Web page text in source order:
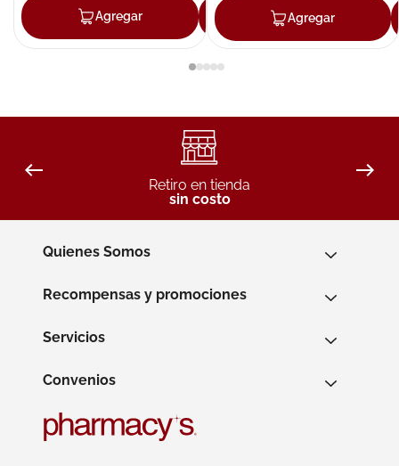
Agregar Agregar
Agregar
Retiro en tienda
sin costo
Quienes Somos
Recompensas y promociones
Servicios
Convenios